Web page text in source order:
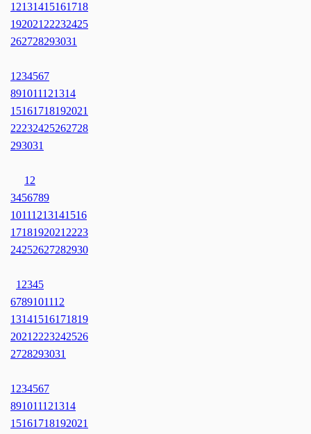
12131415161718
192021 22232425
262728293031
1 234567
891011121314
15161718192021
22232425262728
293031
1 2
3456789
10111213141516
1718192021 2223
24252627282930
1 2345
6789101112
13141516171819
2021 2223242526
2728293031
1 234567
891011121314
15161718192021